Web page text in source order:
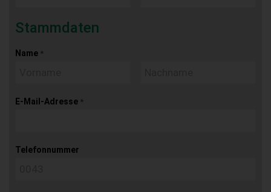
Stammdaten
Name *
E-Mail-Adresse *
Telefonnummer